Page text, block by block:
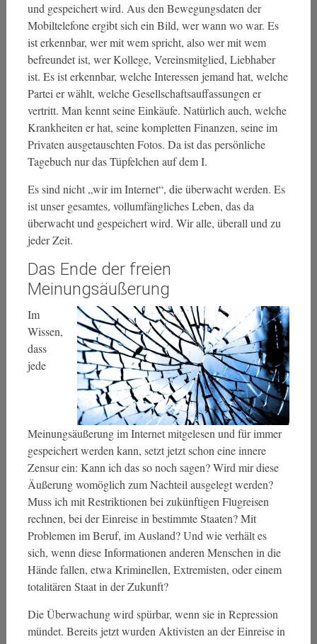
und gespeichert wird. Aus den Bewegungsdaten der
Mobiltelefone ergibt sich ein Bild, wer wann wo war. Es
ist erkennbar, wer mit wem spricht, also wer mit wem
befreundet ist, wer Kollege, Vereinsmitglied, Liebhaber
ist. Es ist erkennbar, welche Interessen jemand hat, welche
Partei er wählt, welche Gesellschaftsauffassungen er
vertritt. Man kennt seine Einkäufe. Natürlich auch, welche
Krankheiten er hat, seine kompletten Finanzen, seine im
Privaten ausgetauschten Fotos. Da ist das persönliche
Tagebuch nur das Tüpfelchen auf dem I.
Es sind nicht „wir im Internet“, die überwacht werden. Es
ist unser gesamtes, vollumfängliches Leben, das da
überwacht und gespeichert wird. Wir alle, überall und zu
jeder Zeit.
Das Ende der freien
Meinungsäußerung
Im
Wissen,
dass
jede
Meinungsäußerung im Internet mitgelesen und für immer
gespeichert werden kann, setzt jetzt schon eine innere
Zensur ein: Kann ich das so noch sagen? Wird mir diese
Äußerung womöglich zum Nachteil ausgelegt werden?
Muss ich mit Restriktionen bei zukünftigen Flugreisen
rechnen, bei der Einreise in bestimmte Staaten? Mit
Problemen im Beruf, im Ausland? Und wie verhält es
sich, wenn diese Informationen anderen Menschen in die
Hände fallen, etwa Kriminellen, Extremisten, oder einem
totalitären Staat in der Zukunft?
Die Überwachung wird spürbar, wenn sie in Repression
mündet. Bereits jetzt wurden Aktivisten an der Einreise in